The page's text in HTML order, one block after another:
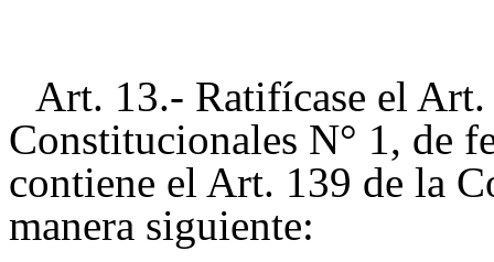
Art. 13.- Ratifícase el
Constitucionales N° 1, de
contiene el Art. 139 de la
manera siguiente: